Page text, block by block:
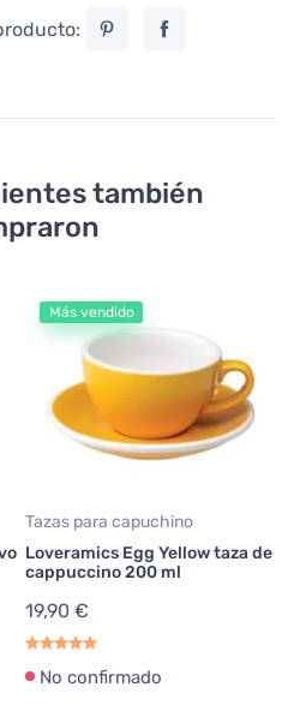
también
Más vendido
Tazas para capuchino
Loveramics Egg Yellow taza de
cappuccino 200 ml
19,90 €
No confirmado